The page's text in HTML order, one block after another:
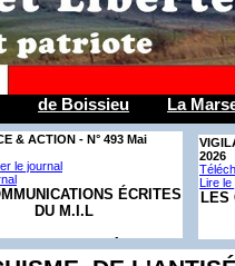
2026
Lire le
LES
& AC­TION - N° 493 Mai
le journal
ÉCRITES
DU M.I.L
LA MÉMOIRE
de Boissieu La